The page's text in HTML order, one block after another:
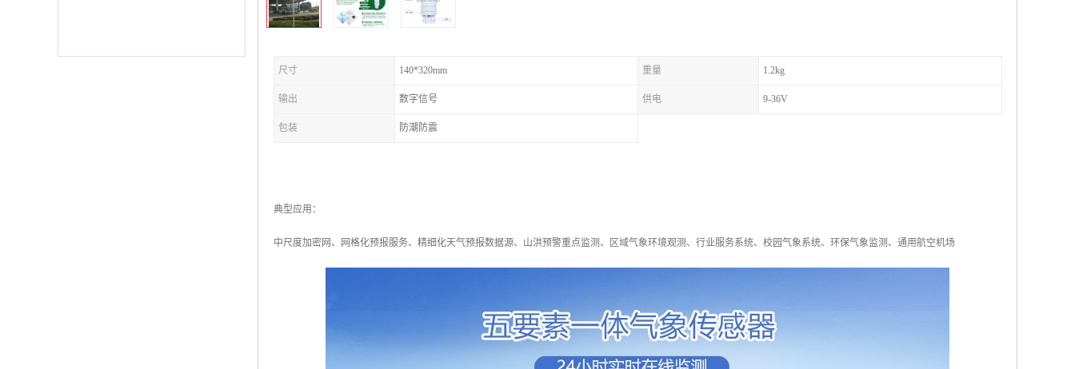
尺寸 140*320mm 重量 1.2kg
输出 数字信号 供电 9-36V
包装 防潮防震
典型应用：
中尺度加密网、网格化预报服务、精细化天气预报数据源、山洪预警重点监测、区域气象环境观测、行业服务系统、校园气象系统、环保气象监测、通用航空机场